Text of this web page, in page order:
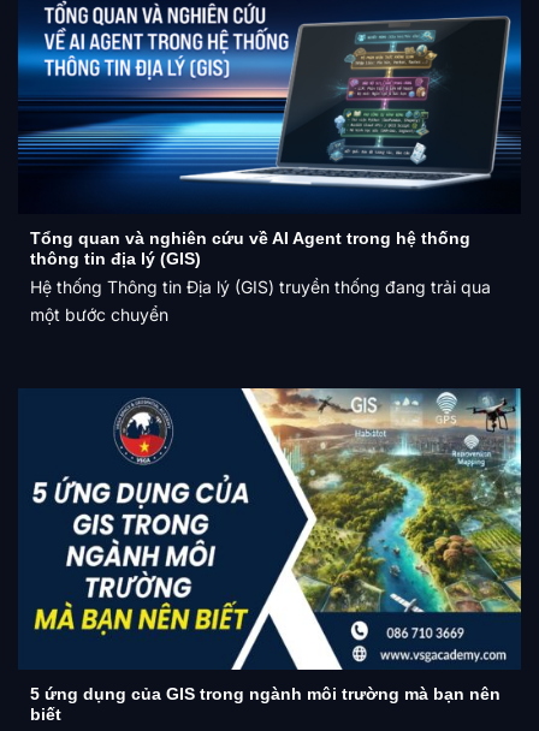
Tổng quan và nghiên cứu về AI Agent trong hệ thống
thông tin địa lý (GIS)
Hệ thống Thông tin Địa lý (GIS) truyền thống đang trải qua
một bước chuyển
5 ứng dụng của GIS trong ngành môi trường mà bạn nên
biết